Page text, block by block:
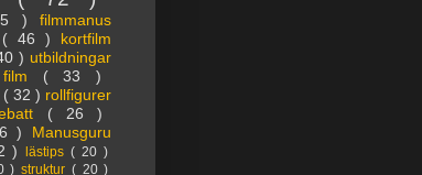
) filmmanus
( 46 ) kortfilm
) utbildningar
( 33 )
( 32 ) rollfigurer
( 26 )
) Manusguru
)lästips( 20 )
) struktur ( 20 )